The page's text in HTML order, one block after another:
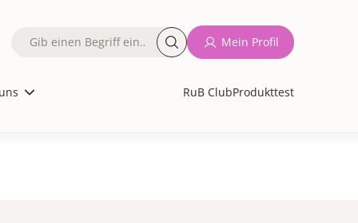
RuB ClubProdukttest
Fulltext
Mein Profil